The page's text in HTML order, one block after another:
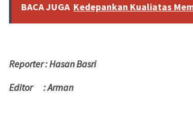
BACA JUGA Kedepankan Kualiatas
Reporter : Hasan Basri
Editor : Arman